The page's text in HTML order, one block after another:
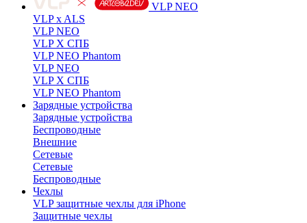
VLP NEO
VLP x ALS
VLP NEO
VLP X СПБ
VLP NEO Phantom
VLP NEO
VLP X СПБ
VLP NEO Phantom
Зарядные устройства
Зарядные устройства
Беспроводные
Внешние
Сетевые
Сетевые
Беспроводные
Чехлы
VLP защитные чехлы для iPhone
Защитные чехлы